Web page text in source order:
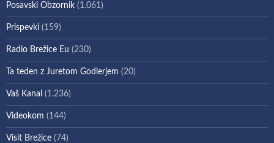
Posavski Obzornik (1.061)
Prispevki (159)
Radio Brežice Eu (230)
Ta teden z Juretom Godlerjem (20)
Vaš Kanal (1.236)
Videokom (144)
Visit Brežice (74)